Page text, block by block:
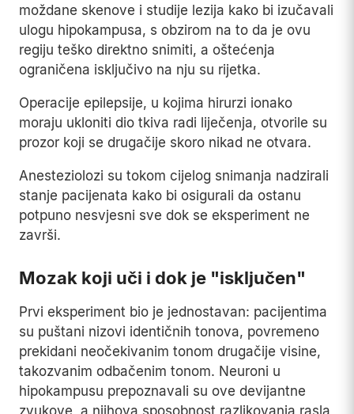
moždane skenove i studije lezija kako bi izučavali
ulogu hipokampusa, s obzirom na to da je ovu
regiju teško direktno snimiti, a oštećenja
ograničena isključivo na nju su rijetka.
Operacije epilepsije, u kojima hirurzi ionako
moraju ukloniti dio tkiva radi liječenja, otvorile su
prozor koji se drugačije skoro nikad ne otvara.
Anesteziolozi su tokom cijelog snimanja nadzirali
stanje pacijenata kako bi osigurali da ostanu
potpuno nesvjesni sve dok se eksperiment ne
završi.
Mozak koji uči i dok je "isključen"
Prvi eksperiment bio je jednostavan: pacijentima
su puštani nizovi identičnih tonova, povremeno
prekidani neočekivanim tonom drugačije visine,
takozvanim odbačenim tonom. Neuroni u
hipokampusu prepoznavali su ove devijantne